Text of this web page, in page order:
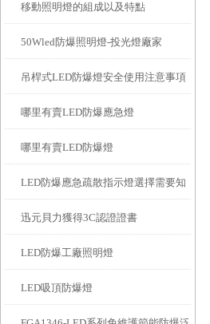
移動照明燈的組成以及特點
50Wled防爆照明燈-投光燈廠家
吊桿式LED防爆燈安全使用注意事項
都有什么？
哪里有賣LED防爆應急燈
哪里有賣LED防爆燈
LED防爆應急疏散指示燈選擇需要知
道這幾方面
迅元貝力獲得3C認證證書
LED防爆工廠照明燈
LED吸頂防爆燈